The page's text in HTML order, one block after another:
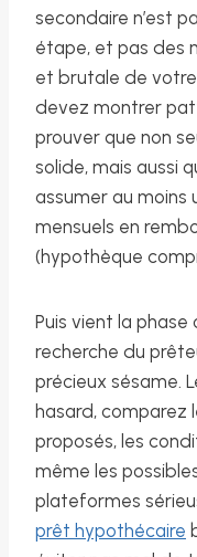
secondaire n’est
étape, et pas des
et brutale de
devez montrer
prouver que non
solide, mais aussi
assumer au moins
mensuels en
(hypothèque
Puis vient la
recherche du
précieux sésame.
hasard, comparez
proposés, les
même les
plateformes
prêt hypothécaire